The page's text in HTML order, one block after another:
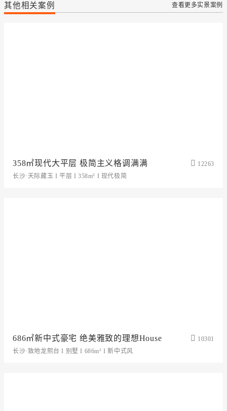
其他相关案例 查看更多实景案例
358㎡现代大平层 极简主义格调满满
12263
长沙·天际藏玉 I 平层 I 358m² I 现代极简
686㎡新中式豪宅 绝美雅致的理想House
10301
长沙·致地龙熙台 I 别墅 I 686m² I 新中式风